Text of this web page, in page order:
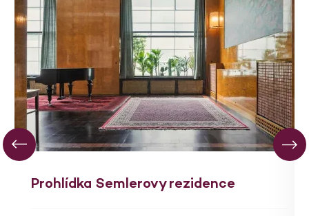
Prohlídka Semlerovy rezidence